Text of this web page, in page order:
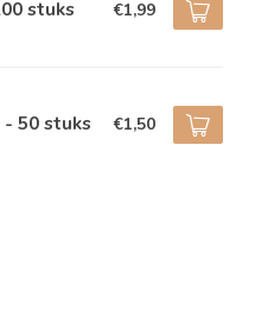
stuks €1,99
- 50 stuks €1,50